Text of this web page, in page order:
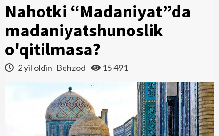
Nahotki “Madaniyat”da
madaniyatshunoslik
o'qitilmasa?
2 yil oldin Behzod 15 491